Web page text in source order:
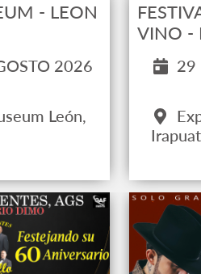
- LEON
2026
León,
VINO -
29